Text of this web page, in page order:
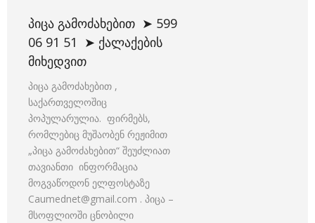
ᲞᲘᲪᲐ ᲒᲐᲛᲝᲫᲐᲮᲔᲑᲘᲗ ➤ 599
06 91 51 ➤ ᲥᲐᲚᲐᲥᲔᲑᲘᲡ
ᲛᲘᲮᲔᲓᲕᲘᲗ
პიცა გამოძახებით ,
საქართველოშიც
პოპულარულია. ფირმებს,
რომლებიც მუშაობენ რეჟიმით
„პიცა გამოძახებით“ შეუძლიათ
თავიანთი ინფორმაცია
მოგვაწოდონ ელფოსტაზე
Caumednet@gmail.com . პიცა –
მსოფლიოში ცნობილი